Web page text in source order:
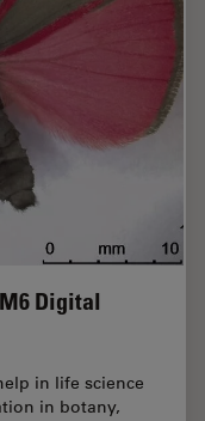
Digital
in life science
in botany,